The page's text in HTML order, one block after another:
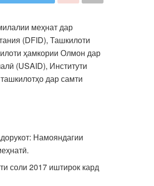
меҳнат дар
(DFID), Ташкилоти
ҳамкории Олмон дар
(USAID), Институти
дар самти
Намояндагии
соли 2017 иштирок кард